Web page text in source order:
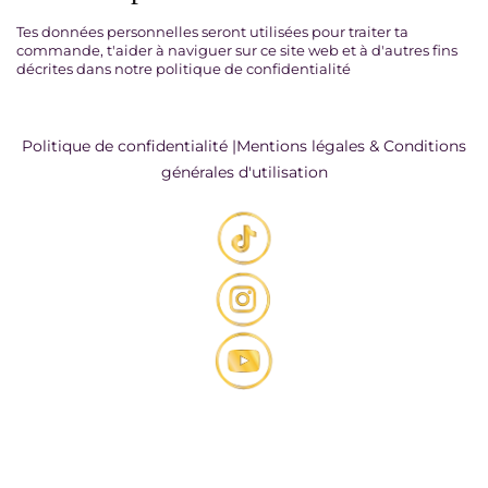
La question peut concerner les sujets suivants
Construction personnelle, Projet, Spiritualité,
Amour, Amitié, Famille, Relationnel, Travail,
Tu accèdes à mon agenda pour réserver ta
consultation après paiement
Tes données personnelles seront utilisées pour traiter ta
commande, t'aider à naviguer sur ce site web et à d'autres fins
décrites dans notre politique de confidentialité
Politique de confidentialité |Mentions légales & Conditions
générales d'utilisation